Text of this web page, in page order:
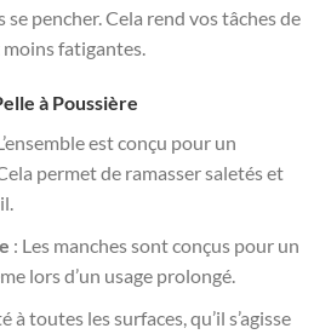
se pencher. Cela rend vos tâches de
fatigantes.
à Poussière
est conçu pour un
permet de ramasser saletés et
: Les manches sont conçus pour un
lors d’un usage prolongé.
à toutes les surfaces, qu’il s’agisse